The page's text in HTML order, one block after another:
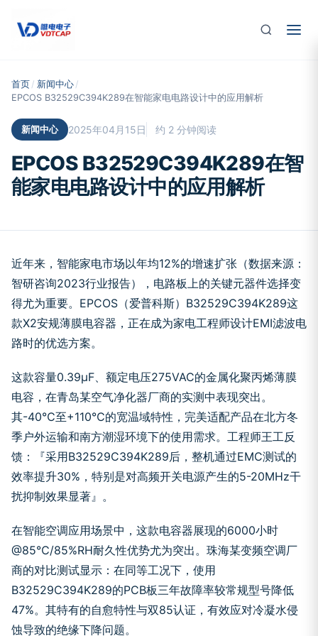
首页 / 新闻中心 /
EPCOS B32529C394K289在智能家电电路设计中的应用解析
新闻中心 2025年04月15日 约 2 分钟阅读
EPCOS B32529C394K289在智
能家电电路设计中的应用解析
近年来，智能家电市场以年均12%的增速扩张（数据来源：
智研咨询2023行业报告），电路板上的关键元器件选择变
得尤为重要。EPCOS（爱普科斯）B32529C394K289这
款X2安规薄膜电容器，正在成为家电工程师设计EMI滤波电
路时的优选方案。
这款容量0.39μF、额定电压275VAC的金属化聚丙烯薄膜
电容，在青岛某空气净化器厂商的实测中表现突出。
其-40℃至+110℃的宽温域特性，完美适配产品在北方冬
季户外运输和南方潮湿环境下的使用需求。工程师王工反
馈：『采用B32529C394K289后，整机通过EMC测试的
效率提升30%，特别是对高频开关电源产生的5-20MHz干
扰抑制效果显著』。
在智能空调应用场景中，这款电容器展现的6000小时
@85℃/85%RH耐久性优势尤为突出。珠海某变频空调厂
商的对比测试显示：在同等工况下，使用
B32529C394K289的PCB板三年故障率较常规型号降低
47%。其特有的自愈特性与双85认证，有效应对冷凝水侵
蚀导致的绝缘下降问题。